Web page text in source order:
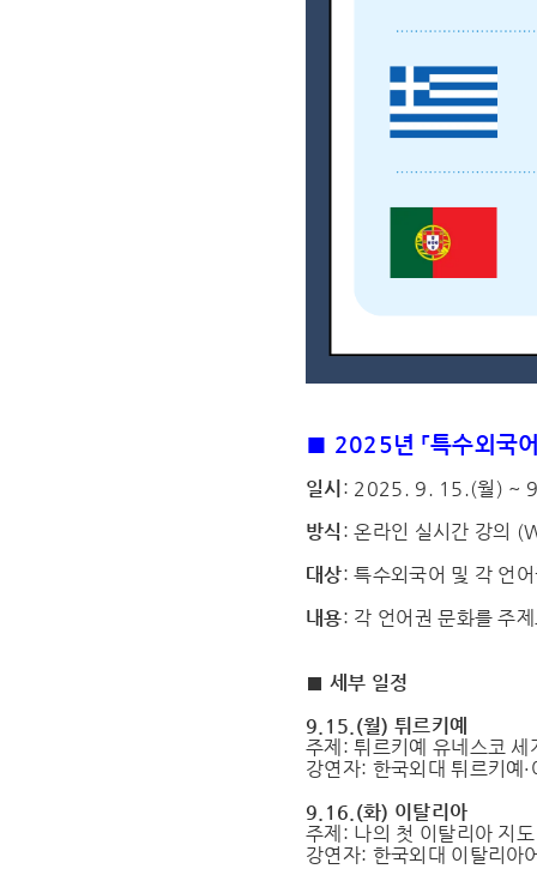
■ 2025년 「특수외국
일시 : 2025. 9. 15.(월) ~
방식 : 온라인 실시간 강의
대상: 특수외국어 및 각 언
내용: 각 언어권 문화를 주
■ 세부 일정
9.15.(월) 튀르키예
주제: 튀르키예 유네스코 세
강연자: 한국외대 튀르키예
9.16.(화) 이탈리아
주제: 나의 첫 이탈리아 지
강연자: 한국외대 이탈리아